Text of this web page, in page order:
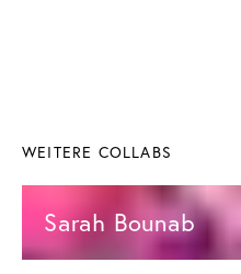
WEITERE COLLABS
Sarah Bounab